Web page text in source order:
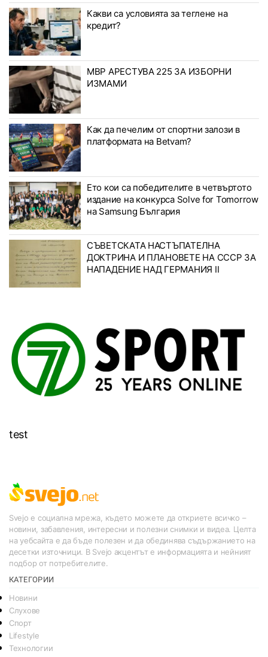
Какви са условията за теглене на
кредит?
МВР АРЕСТУВА 225 ЗА ИЗБОРНИ
ИЗМАМИ
Как да печелим от спортни залози в
платформата на Betvam?
Ето кои са победителите в четвъртото
издание на конкурса Solve for Tomorrow
на Samsung България
СЪВЕТСКАТА НАСТЪПАТЕЛНА
ДОКТРИНА И ПЛАНОВЕТЕ НА СССР ЗА
НАПАДЕНИЕ НАД ГЕРМАНИЯ II
test
Svejo е социална мрежа, където можете да откриете всичко –
новини, забавления, интересни и полезни снимки и видеа. Целта
на уебсайта е да бъде полезен и да обединява съдържанието на
десетки източници. В Svejo акцентът е информацията и нейният
подбор от потребителите.
КАТЕГОРИИ
Новини
Слухове
Спорт
Lifestyle
Технологии